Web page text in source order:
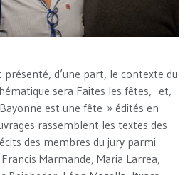
d’une part, le contexte du
sera Faites les fêtes, et,
est une fête » édités en
rassemblent les textes des
des membres du jury parmi
Marmande, Maria Larrea,